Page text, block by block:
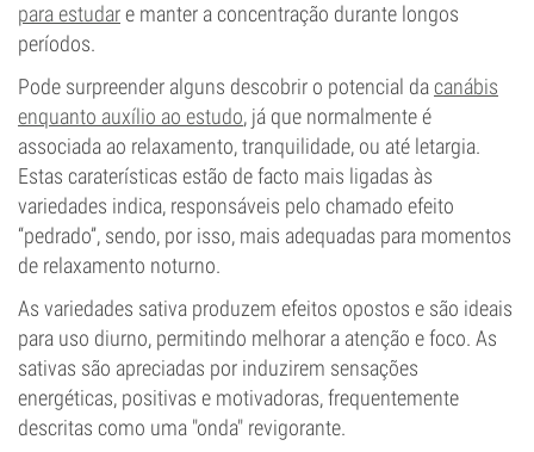
para estudare manter a concentração durante longos
períodos.
Pode surpreender alguns descobrir o potencial dacanábis
enquanto auxílio ao estudo, já que normalmente é
associada ao relaxamento, tranquilidade, ou até letargia.
Estas caraterísticas estão de facto mais ligadas às
variedades indica, responsáveis pelo chamado efeito
“pedrado”, sendo, por isso, mais adequadas para momentos
de relaxamento noturno.
As variedades sativa produzem efeitos opostos e são ideais
para uso diurno, permitindo melhorar a atenção e foco. As
sativas são apreciadas por induzirem sensações
energéticas, positivas e motivadoras, frequentemente
descritas como uma "onda" revigorante.